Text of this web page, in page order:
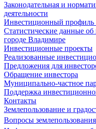
Законодательная и
деятельности
Инвестиционный профиль
Статистические данные
городе Владимире
Инвестиционные проекты
Реализованные
Предложения для
Обращение инвестора
Муниципально-частное
Поддержка
Контакты
Землепользование и
Вопросы